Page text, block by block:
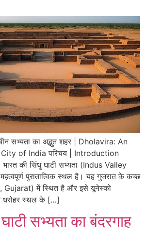
सभ्यता का अद्भुत शहर | Dholavira: An
of India परिचय | Introduction
भारत की सिंधु घाटी सभ्यता (Indus Valley
पुरातात्विक स्थल है। यह गुजरात के कच्छ
में स्थित है और इसे यूनेस्को
धरोहर स्थल के […]
सभ्यता का बंदरगाह